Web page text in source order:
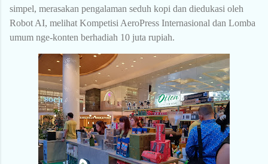
simpel, merasakan pengalaman seduh kopi dan diedukasi oleh
Robot AI, melihat Kompetisi AeroPress Internasional dan Lomba
umum nge-konten berhadiah 10 juta rupiah.